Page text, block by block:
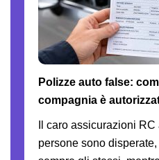
Polizze auto false:
compagnia è
Il caro assicurazioni
persone sono